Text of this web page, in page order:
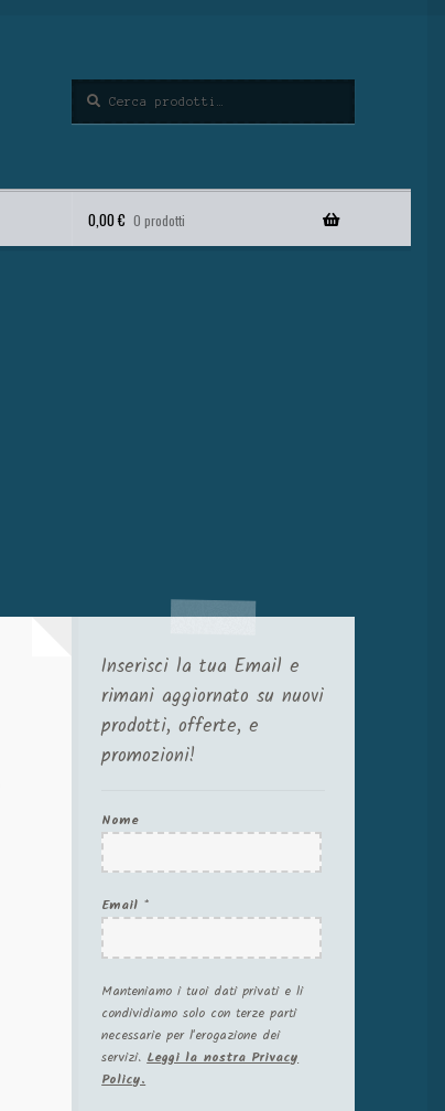
0,00€ 0 prodotti
Inserisci la tua Email e
rimani aggiornato su nuovi
prodotti, offerte, e
promozioni!
Nome
Email *
Manteniamo i tuoi dati privati e li
condividiamo solo con terze parti
necessarie per l'erogazione dei
servizi.Leggi la nostra Privacy
Policy.